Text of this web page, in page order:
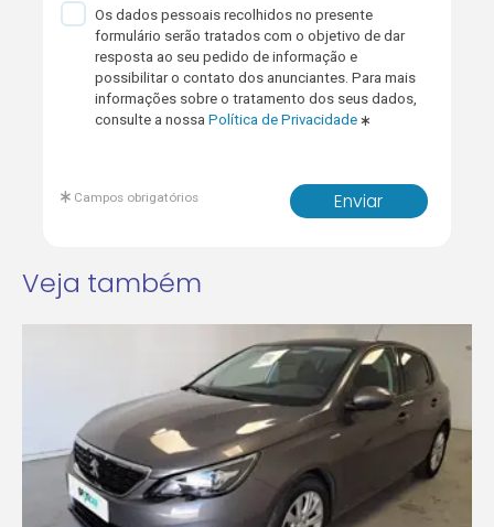
Os dados pessoais recolhidos no presente
formulário serão tratados com o objetivo de dar
resposta ao seu pedido de informação e
possibilitar o contato dos anunciantes. Para mais
informações sobre o tratamento dos seus dados,
consulte a nossaPolítica de Privacidade
Enviar
Campos obrigatórios
Veja também